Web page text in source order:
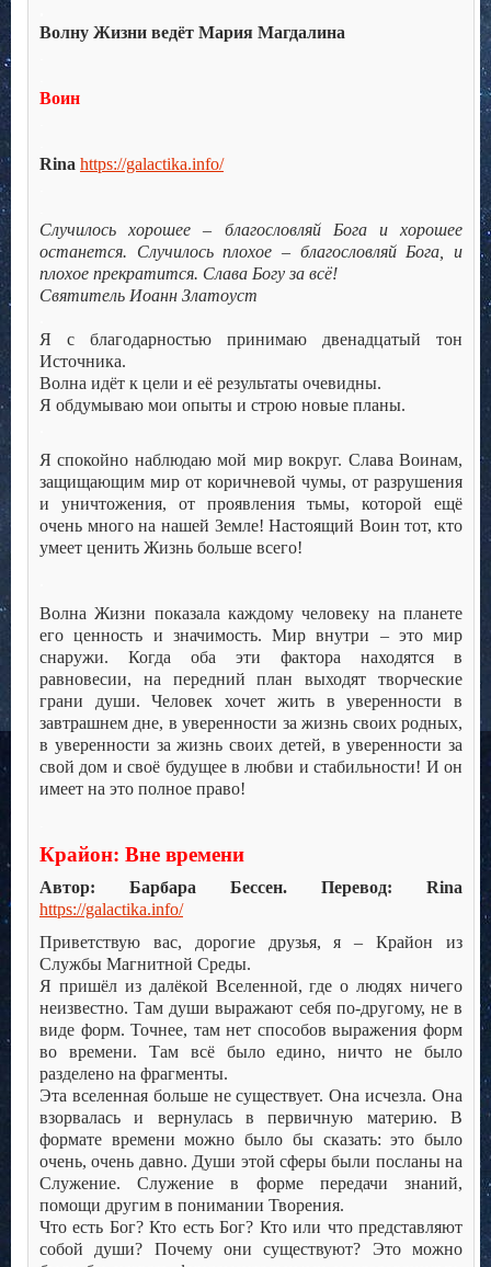
Волну Жизни ведёт Мария Магдалина
Воин
Rina https://galactika.info/
Случилось хорошее – благословляй Бога и хорошее
останется. Случилось плохое – благословляй Бога, и
плохое прекратится. Слава Богу за всё!
Святитель Иоанн Златоуст
Я с благодарностью принимаю двенадцатый тон
Источника.
Волна идёт к цели и её результаты очевидны.
Я обдумываю мои опыты и строю новые планы.
Я спокойно наблюдаю мой мир вокруг. Слава Воинам,
защищающим мир от коричневой чумы, от разрушения
и уничтожения, от проявления тьмы, которой ещё
очень много на нашей Земле! Настоящий Воин тот, кто
умеет ценить Жизнь больше всего!
Волна Жизни показала каждому человеку на планете
его ценность и значимость. Мир внутри – это мир
снаружи. Когда оба эти фактора находятся в
равновесии, на передний план выходят творческие
грани души. Человек хочет жить в уверенности в
завтрашнем дне, в уверенности за жизнь своих родных,
в уверенности за жизнь своих детей, в уверенности за
свой дом и своё будущее в любви и стабильности! И он
имеет на это полное право!
Крайон: Вне времени
Автор: Барбара Бессен. Перевод: Rina
https://galactika.info/
Приветствую вас, дорогие друзья, я – Крайон из
Службы Магнитной Среды.
Я пришёл из далёкой Вселенной, где о людях ничего
неизвестно. Там души выражают себя по-другому, не в
виде форм. Точнее, там нет способов выражения форм
во времени. Там всё было едино, ничто не было
разделено на фрагменты.
Эта вселенная больше не существует. Она исчезла. Она
взорвалась и вернулась в первичную материю. В
формате времени можно было бы сказать: это было
очень, очень давно. Души этой сферы были посланы на
Служение. Служение в форме передачи знаний,
помощи другим в понимании Творения.
Что есть Бог? Кто есть Бог? Кто или что представляют
собой души? Почему они существуют? Это можно